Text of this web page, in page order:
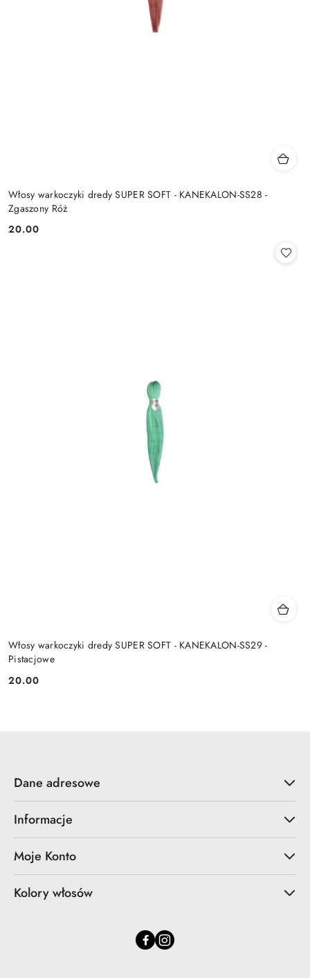
Włosy warkoczyki dredy SUPER SOFT - KANEKALON-SS28 -
Zgaszony Róż
Cena:
20.00
Włosy warkoczyki dredy SUPER SOFT - KANEKALON-SS29 -
Pistacjowe
Cena:
20.00
Dane adresowe
Informacje
Moje Konto
Kolory włosów